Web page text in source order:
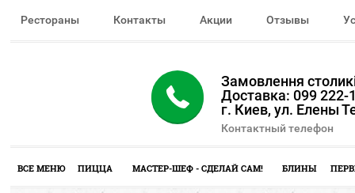
Рестораны Контакты Акции Отзывы
Замовлення
Доставка: 099 222-
г. Киев, ул. Елены
Контактный телефон
ВСЕ МЕНЮ ПИЦЦА МАСТЕР-ШЕФ - СДЕЛАЙ САМ! БЛИНЫ